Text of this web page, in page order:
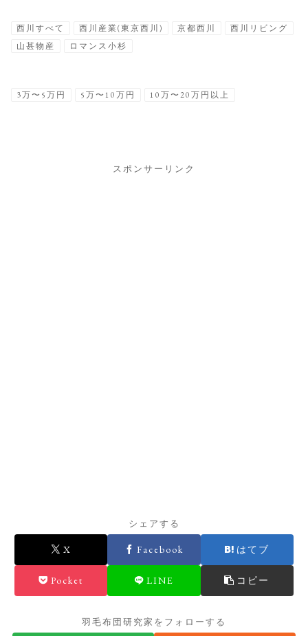
西川すべて 西川産業(東京西川) 京都西川
西川リビング
山甚物産
ロマンス小杉
3万〜5万円 5万〜10万円 10万〜20万円以上
スポンサーリンク
シェアする
X Facebook はてブ
Pocket LINE コピー
羽毛布団研究家をフォローする